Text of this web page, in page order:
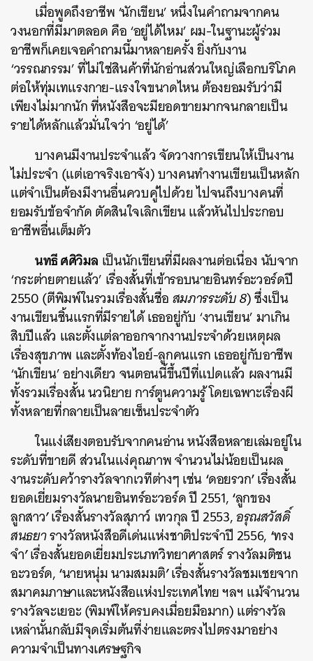
เมื่อพูดถึงอาชีพ ‘นักเขียน’ หนึ่งในคำถามจากคน
วงนอกที่มีมาตลอด คือ ‘อยู่ได้ไหม’ ผม-ในฐานะผู้ร่วม
อาชีพก็เคยเจอคำถามนี้มาหลายครั้ง ยิ่งกับงาน
‘วรรณกรรม’ ที่ไม่ใช่สินค้าที่นักอ่านส่วนใหญ่เลือกบริโภค
ต่อให้ทุ่มเทแรงกาย-แรงใจขนาดไหน ต้องยอมรับว่ามี
เพียงไม่มากนัก ที่หนังสือจะมียอดขายมากจนกลายเป็น
รายได้หลักแล้วมั่นใจว่า ‘อยู่ได้’
บางคนมีงานประจำแล้ว จัดวางการเขียนให้เป็นงาน
ไม่ประจำ (แต่เอาจริงเอาจัง) บางคนทำงานเขียนเป็นหลัก
แต่จำเป็นต้องมีงานอื่นควบคู่ไปด้วย ไปจนถึงบางคนที่
ยอมรับข้อจำกัด ตัดสินใจเลิกเขียน แล้วหันไปประกอบ
อาชีพอื่นเต็มตัว
นทธี ศศิวิมล เป็นนักเขียนที่มีผลงานต่อเนื่อง นับจาก
‘กระต่ายตายแล้ว’ เรื่องสั้นที่เข้ารอบนายอินทร์อะวอร์ดปี
2550 (ตีพิมพ์ในรวมเรื่องสั้นชื่อสมภารระดับ 8) ซึ่งเป็น
งานเขียนชิ้นแรกที่มีรายได้ เธออยู่กับ ‘งานเขียน’ มาเกิน
สิบปีแล้ว และตั้งแต่ลาออกจากงานประจำด้วยเหตุผล
เรื่องสุขภาพ และตั้งท้องไอย์-ลูกคนแรก เธออยู่กับอาชีพ
‘นักเขียน’ อย่างเดียว จนตอนนี้ขึ้นปีที่แปดแล้ว ผลงานมี
ทั้งรวมเรื่องสั้น นวนิยาย การ์ตูนความรู้ โดยเฉพาะเรื่องผี
ทั้งหลายที่กลายเป็นลายเซ็นประจำตัว
ในแง่เสียงตอบรับจากคนอ่าน หนังสือหลายเล่มอยู่ใน
ระดับที่ขายดี ส่วนในแง่คุณภาพ จำนวนไม่น้อยเป็นผล
งานระดับคว้ารางวัลจากเวทีต่างๆ เช่น‘ดอยรวก’เรื่องสั้น
ยอดเยี่ยมรางวัลนายอินทร์อะวอร์ด ปี 2551,‘ลูกของ
ลูกสาว’เรื่องสั้นรางวัลสุภาว์ เทวกุล ปี 2553,อรุณสวัสดิ์
สนธยารางวัลหนังสือดีเด่นแห่งชาติประจำปี 2556, ‘ทรง
จำ’เรื่องสั้นยอดเยี่ยมประเภทวิทยาศาสตร์ รางวัลมติชน
อะวอร์ด,‘นายหนุ่ม นามสมมติ’เรื่องสั้นรางวัลชมเชยจาก
สมาคมภาษาและหนังสือแห่งประเทศไทย ฯลฯ แม้จำนวน
รางวัลจะเยอะ (พิมพ์ให้ครบคงเมื่อยมือมาก) แต่รางวัล
เหล่านั้นกลับมีจุดเริ่มต้นที่ง่ายและตรงไปตรงมาอย่าง
ความจำเป็นทางเศรษฐกิจ